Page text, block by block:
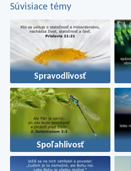
Súvisiace témy
Spravodlivosť
Spoľahlivosť